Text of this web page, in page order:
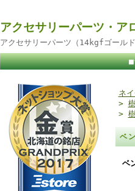
アクセサリーパーツ・ア
アクセサリーパーツ（14kgfゴール
■
ネ
>
>
ベ
ベ